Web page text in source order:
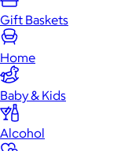
Gift Baskets
Home
Baby & Kids
Alcohol